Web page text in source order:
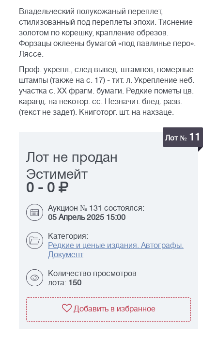
Владельческий полукожаный переплет,
стилизованный под переплеты эпохи. Тиснение
золотом по корешку, крапление обрезов.
Форзацы оклеены бумагой «под павлинье перо».
Ляссе.
Проф. укрепл., след вывед. штампов, номерные
штампы (также на с. 17) - тит. л. Укрепление неб.
участка с. XX фрагм. бумаги. Редкие пометы цв.
каранд. на некотор. сс. Незначит. блед. разв.
(текст не задет). Книготорг. шт. на нахзаце.
Лот № 11
Лот не продан
Эстимейт
0 - 0
Аукцион № 131 состоялся:
05 Апрель 2025 15:00
Категория:
Редкие и ценые издания. Автографы.
Документ
Количество просмотров
лота: 150
Добавить в избранное